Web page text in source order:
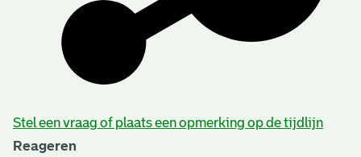
Stel een vraag of plaats een opmerking op de tijdlijn
Reageren